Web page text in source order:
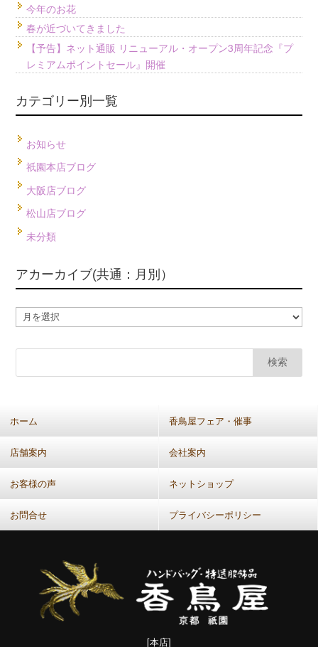
今年のお花
春が近づいてきました
【予告】ネット通販 リニューアル・オープン3周年記念『プ
レミアムポイントセール』開催
カテゴリー別一覧
お知らせ
祇園本店ブログ
大阪店ブログ
松山店ブログ
未分類
アカーカイブ(共通：月別）
ア
カ
ー
イ
通：
月
別）
ホーム 香鳥屋フェア・催事
店舗案内 会社案内
お客様の声 ネットショップ
お問合せ プライバシーポリシー
[本店]